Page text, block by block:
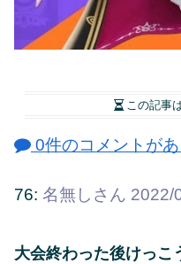
この記事
0件のコメントが
76: 名無しさん 2022/
大会終わった後けっこ